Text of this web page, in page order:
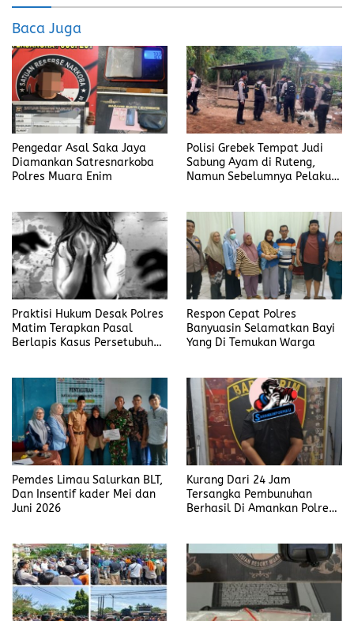
o
o
k
d
o
n
Baca Juga
Pengedar Asal Saka Jaya
Diamankan Satresnarkoba
Polres Muara Enim
Polisi Grebek Tempat Judi
Sabung Ayam di Ruteng,
Namun Sebelumnya Pelaku
Praktisi Hukum Desak Polres
Matim Terapkan Pasal
Berlapis Kasus Persetubuhan
Respon Cepat Polres
Banyuasin Selamatkan Bayi
Yang Di Temukan Warga
Pemdes Limau Salurkan BLT,
Dan Insentif kader Mei dan
Juni 2026
Kurang Dari 24 Jam
Tersangka Pembunuhan
Berhasil Di Amankan Polres